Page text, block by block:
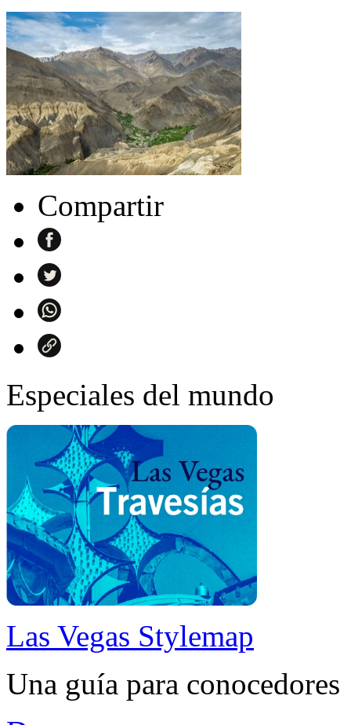
Compartir
Especiales del mundo
Las Vegas Stylemap
Una guía para conocedores